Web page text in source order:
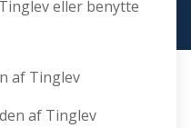
eller benytte
af Tinglev
af Tinglev